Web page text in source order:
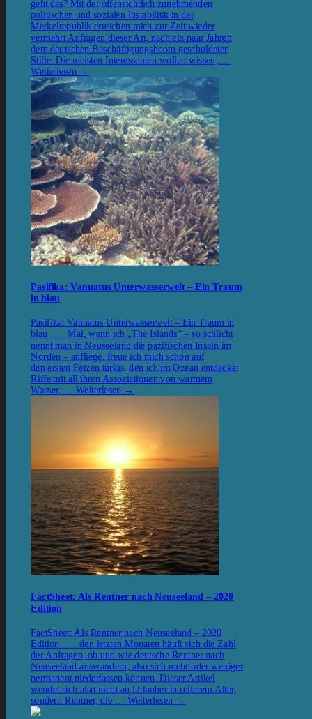
geht das? Mit der offensichtlich zunehmenden
politischen und sozialen Instabilität in der
Merkelrepublik erreichen mich zur Zeit wieder
vermehrt Anfragen dieser Art, nach ein paar Jahren
dem deutschen Beschäftigungsboom geschuldeter
Stille. Die meisten Interessenten wollen wissen, …
Weiterlesen →
Pasifika: Vanuatus Unterwasserwelt – Ein Traum
in blau
Pasifika: Vanuatus Unterwasserwelt – Ein Traum in
blau Mal, wenn ich „The Islands“ – so schlicht
nennt man in Neuseeland die pazifischen Inseln im
Norden – anfliege, freue ich mich schon auf
den ersten Fetzen türkis, den ich im Ozean entdecke:
Riffe mit all ihren Assoziationen von warmem
Wasser, … Weiterlesen →
FactSheet: Als Rentner nach Neuseeland – 2020
Edition
FactSheet: Als Rentner nach Neuseeland – 2020
Edition den letzten Monaten häuft sich die Zahl
der Anfragen, ob und wie deutsche Rentner nach
Neuseeland auswandern, also sich mehr oder weniger
permanent niederlassen können. Dieser Artikel
wendet sich also nicht an Urlauber in reiferem Alter,
sondern Rentner, die … Weiterlesen →